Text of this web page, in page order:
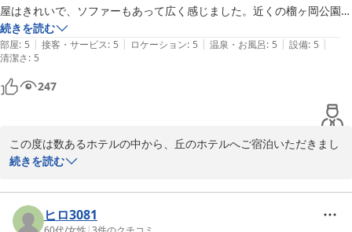
化粧水や乳液なども用意してあり、清潔感もあり、心遣いを感じまし
た。
2026-05-31
屋はきれいで、ソファーもあって広く感じました。近くの榴ヶ岡公園も
よかったです。
また、なにかで仙台に来ることがあったら泊まりたいです。
続きを読む
部屋: 5 | 接客・サービス: 5 | ロケーション: 5 | 温泉・お風呂: 5 | 設備: 5 |
清潔さ: 5
247
この度は数あるホテルの中から、丘のホテルへご宿泊いただきまし
て、誠にありがとうございます。
御礼申し上げます。
続きを読む
ヒロ3081